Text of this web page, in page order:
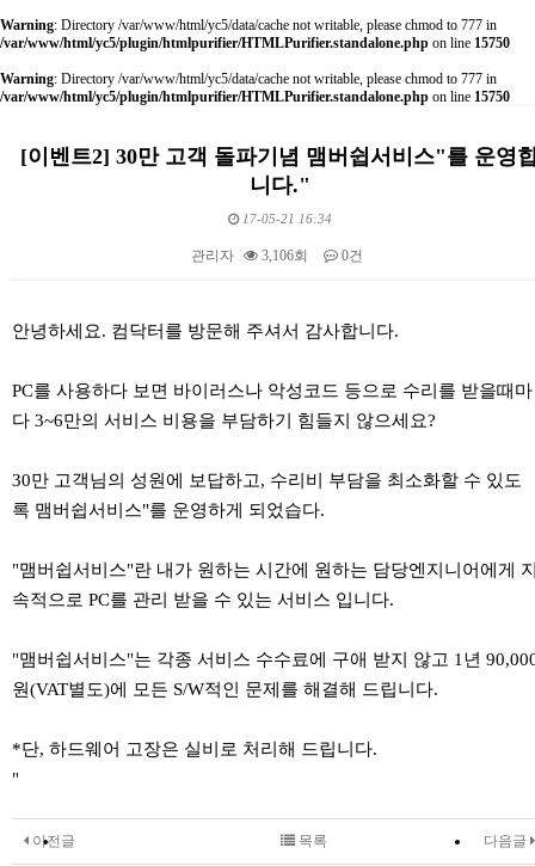
Warning: Directory /var/www/html/yc5/data/cache not writable, please chmod to 777 in
/var/www/html/yc5/plugin/htmlpurifier/HTMLPurifier.standalone.php on line 15750
Warning: Directory /var/www/html/yc5/data/cache not writable, please chmod to 777 in
/var/www/html/yc5/plugin/htmlpurifier/HTMLPurifier.standalone.php on line 15750
[이벤트2] 30만 고객 돌파기념 맴버쉽서비스"를 운영
니다."
17-05-21 16:34
관리자 3,106회 0건
안녕하세요. 컴닥터를 방문해 주셔서 감사합니다.
PC를 사용하다 보면 바이러스나 악성코드 등으로 수리를 받을때마
다 3~6만의 서비스 비용을 부담하기 힘들지 않으세요?
30만 고객님의 성원에 보답하고, 수리비 부담을 최소화할 수 있도
록 맴버쉽서비스"를 운영하게 되었습다.
"맴버쉽서비스"란 내가 원하는 시간에 원하는 담당엔지니어에게
속적으로 PC를 관리 받을 수 있는 서비스 입니다.
"맴버쉽서비스"는 각종 서비스 수수료에 구애 받지 않고 1년
원(VAT별도)에 모든 S/W적인 문제를 해결해 드립니다.
*단, 하드웨어 고장은 실비로 처리해 드립니다.
"
이전글 다음글
목록